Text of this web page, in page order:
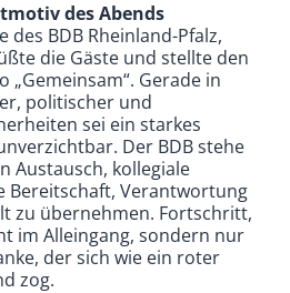
des Abends
des BDB Rheinland-Pfalz,
die Gäste und stellte den
Gerade in
politischer und
sei ein starkes
Der BDB stehe
Austausch, kollegiale
Bereitschaft, Verantwortung
zu übernehmen. Fortschritt,
im Alleingang, sondern nur
der sich wie ein roter
zog.